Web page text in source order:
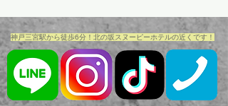
​神戸三宮駅から徒歩6分！北の坂スヌーピーホテルの近くです！​